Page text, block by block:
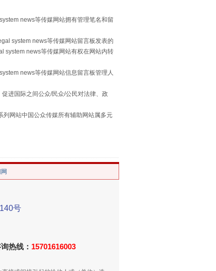
习近平的“航天情”
出击！专项整治午间酒驾
news等传媒网站拥有管理笔名和留
system news等传媒网站留言板发表的
system news等传媒网站有权在网站内转
news等传媒网站信息留言板管理人
进国际之间公众/民众/公民对法律、政
网站中国公众传媒所有辅助网站属多元
号
热线： 15701616003